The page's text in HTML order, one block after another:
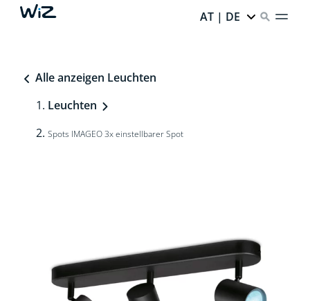
AT | DE
Alle anzeigen Leuchten
Leuchten
Spots IMAGEO 3x einstellbarer Spot